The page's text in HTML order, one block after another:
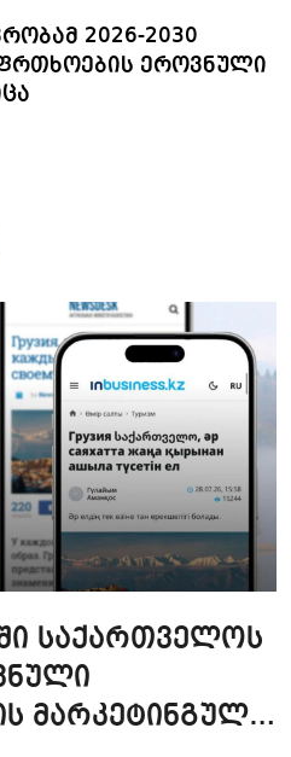
2026-2030
ეროვნული
საქართველოს
მარკეტინგული